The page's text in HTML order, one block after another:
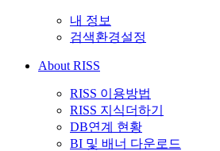
내 정보
검색환경설정
About RISS
RISS 이용방법
RISS 지식더하기
DB연계 현황
BI 및 배너 다운로드